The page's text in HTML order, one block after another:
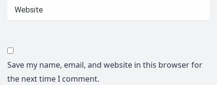
Save my name, email, and website in this browser for
the next time I comment.